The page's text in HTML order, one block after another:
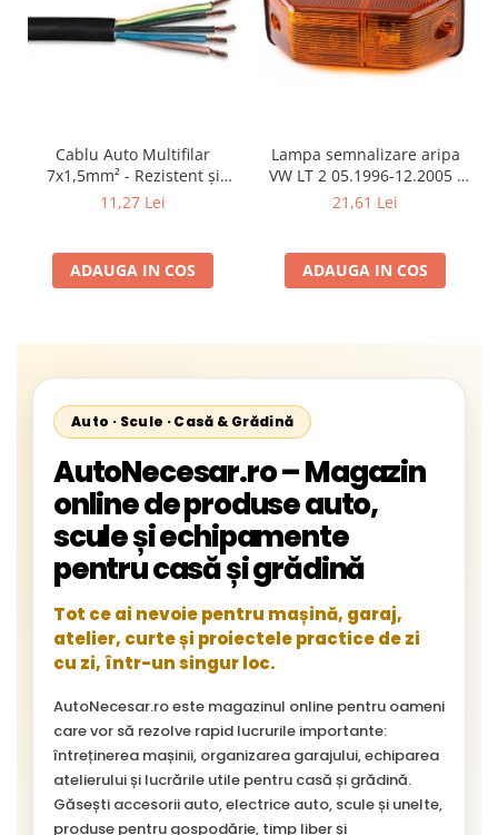
Cablu Auto Multifilar
7x1,5mm² - Rezistent și
Flexibil pentru Remorci 12V-
11,27 Lei
ADAUGA IN COS
Lampa semnalizare aripa
VW LT 2 05.1996-12.2005 ;
Mercedes Sprinter 1995-
Neoplan Euroliner,
Starliner,Centroliner,
21,61 Lei
ADAUGA IN COS
Auto · Scule · Casă & Grădină
AutoNecesar.ro – Magazin
online de produse auto,
scule și echipamente
pentru casă și grădină
Tot ce ai nevoie pentru mașină, garaj,
atelier, curte și proiectele practice de zi
cu zi, într-un singur loc.
AutoNecesar.ro este magazinul online pentru oameni
care vor să rezolve rapid lucrurile importante:
întreținerea mașinii, organizarea garajului, echiparea
atelierului și lucrările utile pentru casă și grădină.
Găsești accesorii auto, electrice auto, scule și unelte,
produse pentru gospodărie, timp liber și